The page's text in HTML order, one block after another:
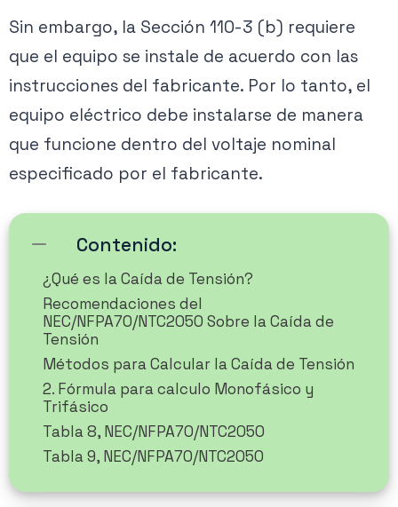
Sin embargo, la Sección 110-3 (b) requiere
que el equipo se instale de acuerdo con las
instrucciones del fabricante. Por lo tanto, el
equipo eléctrico debe instalarse de manera
que funcione dentro del voltaje nominal
especificado por el fabricante.
Contenido:
¿Qué es la Caída de Tensión?
Recomendaciones del
NEC/NFPA70/NTC2050 Sobre la Caída de
Tensión
Métodos para Calcular la Caída de Tensión
2. Fórmula para calculo Monofásico y
Trifásico
Tabla 8, NEC/NFPA70/NTC2050
Tabla 9, NEC/NFPA70/NTC2050